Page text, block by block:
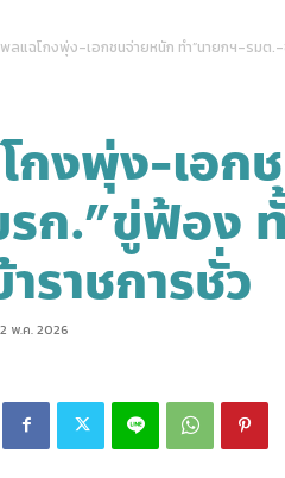
ลแฉโกงพุ่ง-เอกชนจ่ายหนัก ทำ”นายกฯ-รมต
กงพุ่ง-เอก
ก.”ขู่ฟ้อง
ราชการชั่ว
พ.ค. 2026